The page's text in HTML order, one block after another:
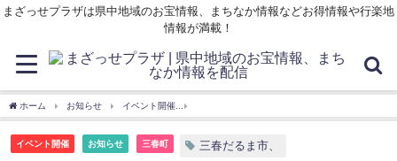
まざっせプラザは県中地域のお宝情報、まちなか情報などお得情報や行楽地
情報が満載！
ホーム お知らせ イベント開催
イベント開催 お知らせ 三春町 三春だるま市、